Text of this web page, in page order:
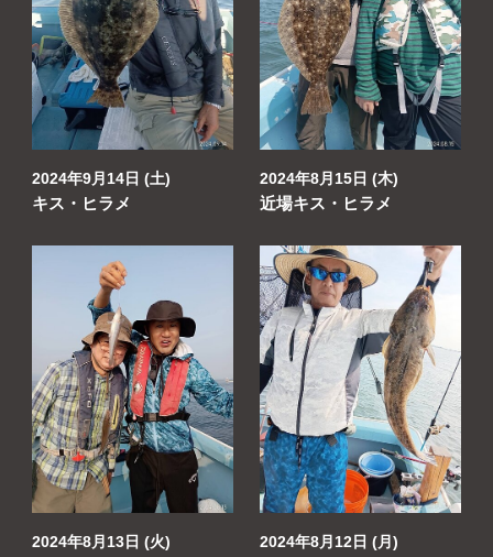
2024年9月14日 (土)
キス・ヒラメ
2024年8月15日 (木)
近場キス・ヒラメ
2024年8月13日 (火) 2024年8月12日 (月)